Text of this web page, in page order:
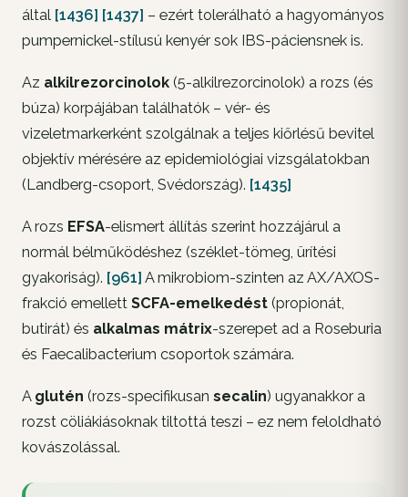
által [1436] [1437] – ezért tolerálható a hagyományos
pumpernickel-stílusú kenyér sok IBS-páciensnek is.
Az alkilrezorcinolok (5-alkilrezorcinolok) a rozs (és
búza) korpájában találhatók – vér- és
vizeletmarkerként szolgálnak a teljes kiőrlésű bevitel
objektív mérésére az epidemiológiai vizsgálatokban
(Landberg-csoport, Svédország). [1435]
A rozs EFSA-elismert állítás szerint hozzájárul a
normál bélműködéshez (széklet-tömeg, ürítési
gyakoriság). [961] A mikrobiom-szinten az AX/AXOS-
frakció emellett SCFA-emelkedést (propionát,
butirát) és alkalmas mátrix-szerepet ad a Roseburia
és Faecalibacterium csoportok számára.
A glutén (rozs-specifikusan secalin) ugyanakkor a
rozst cöliákiásoknak tiltottá teszi – ez nem feloldható
kovászolással.